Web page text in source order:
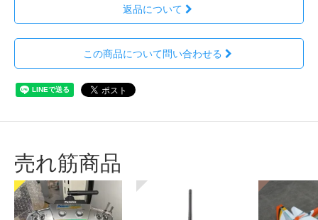
返品について
この商品について問い合わせる
売れ筋商品